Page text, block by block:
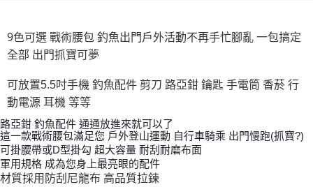
匯豐（台灣）商業銀行
華泰商業銀行
聯邦商業銀行
元大商業銀行
台新國際商業銀行
中國信託商業銀行
台灣樂天信用卡公司
悠遊付
相關說明
【大哥付你分期使用說明】
2.付款方式選擇「大哥付你分期」，訂單成立後會自動跳轉到大哥付的交易
流程，驗證手機門號後，選擇欲分期的期數、繳款截止日，確認付款後即完
成交易。
3.實際核准額度、可分期數及費用金額請依後續交易確認頁面所載為準。
4.訂單成立30分鐘內，如未前往確認交易或遇審核未通過，訂單將自動取
AFTEE先享後付
相關說明
【關於「AFTEE先享後付」】
AFTEE先享後付是「在收到商品之後才付款」的支付方式。 讓您購物簡單
便利好安心！
１．簡單：不需註冊會員、不需綁卡、不需儲值。
ATM付款
貨到付款
9色可選 戰術腰包 釣魚出門戶外活動不再手忙腳亂 一包搞定
全部 出門抓寶可夢
可放置5.5吋手機 釣魚配件 剪刀 路亞鉗 鑰匙 手電筒 香菸 行
動電源 耳機 等等
路亞鉗 釣魚配件 通通放進來就可以了
這一款戰術腰包滿足您 戶外登山運動 自行車騎乘 出門慢跑(抓寶?)
可掛腰帶或D型掛勾 超大容量 耐刮耐磨布面
軍用規格 成為您身上最亮眼的配件
材質採用防刮尼龍布 高品質拉鍊